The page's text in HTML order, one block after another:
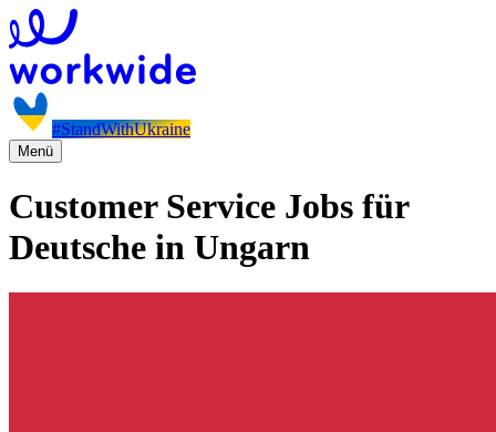
#StandWithUkraine
Menü
Customer Service Jobs für
Deutsche in Ungarn